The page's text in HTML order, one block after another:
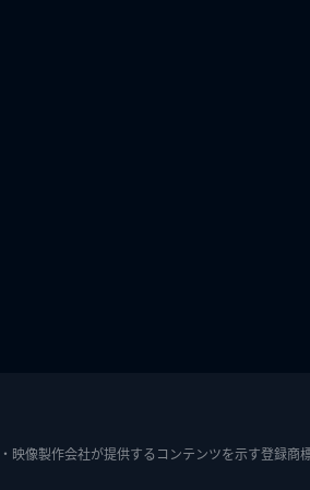
映像製作会社が提供するコンテンツを示す登録商